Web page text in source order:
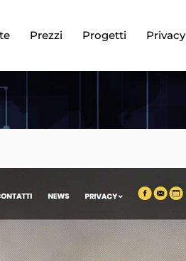
Prezzi Progetti Privacy